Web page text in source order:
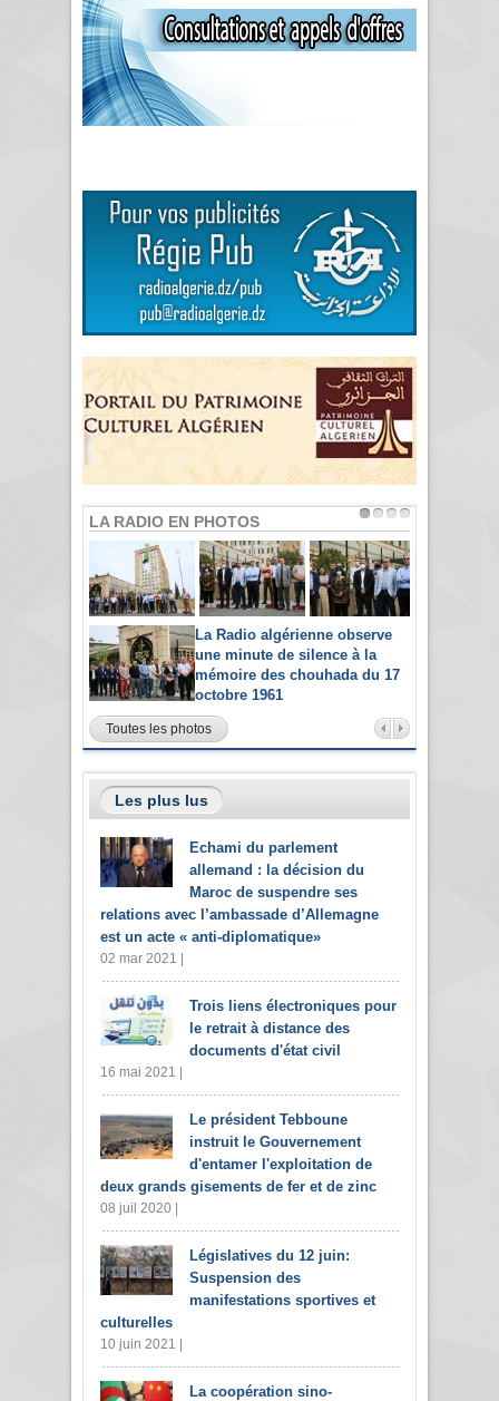
LA RADIO EN PHOTOS
La Radio algérienne observe
une minute de silence à la
mémoire des chouhada du 17
octobre 1961
Toutes les photos
Les plus lus
Echami du parlement
allemand : la décision du
Maroc de suspendre ses
relations avec l’ambassade d’Allemagne
est un acte « anti-diplomatique»
02 mar 2021 |
Trois liens électroniques pour
le retrait à distance des
documents d'état civil
16 mai 2021 |
Le président Tebboune
instruit le Gouvernement
d'entamer l'exploitation de
deux grands gisements de fer et de zinc
08 juil 2020 |
Législatives du 12 juin:
Suspension des
manifestations sportives et
culturelles
10 juin 2021 |
La coopération sino-